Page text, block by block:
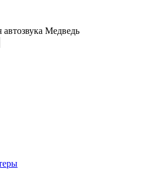
Медведь